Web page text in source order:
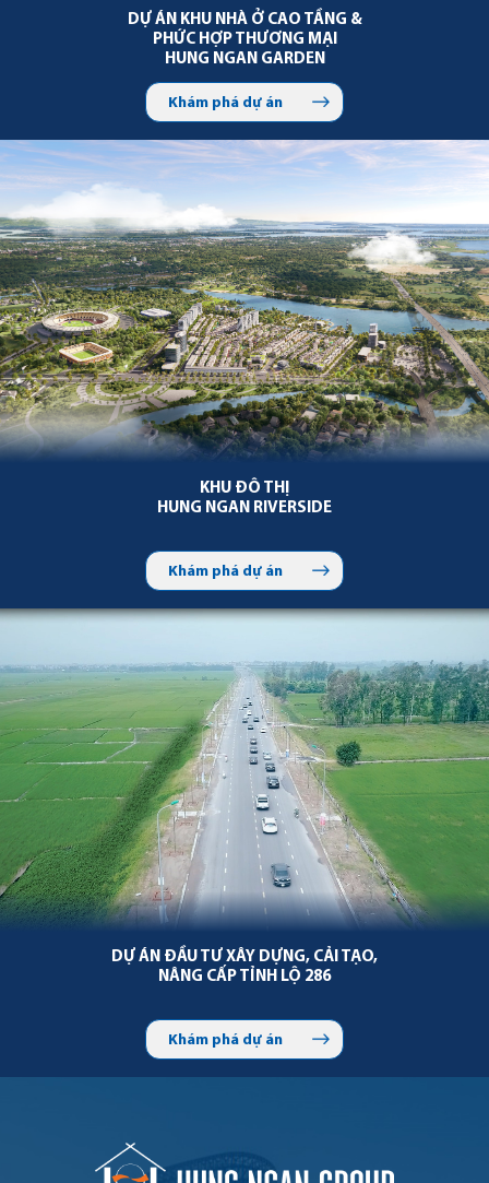
DỰ ÁN KHU NHÀ Ở CAO TẦNG &
PHỨC HỢP THƯƠNG MẠI
HUNG NGAN GARDEN
Khám phá dự án
KHU ĐÔ THỊ
HUNG NGAN RIVERSIDE
Khám phá dự án
DỰ ÁN ĐẦU TƯ XÂY DỰNG, CẢI TẠO,
NÂNG CẤP TỈNH LỘ 286
Khám phá dự án